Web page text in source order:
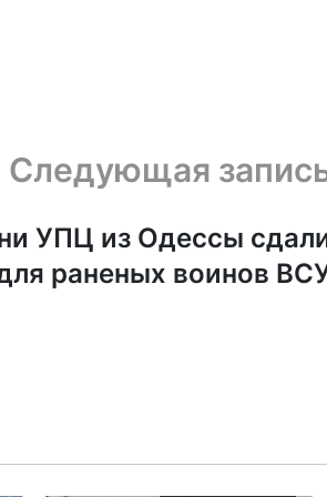
Следующая
УПЦ из Одессы
раненых воинов